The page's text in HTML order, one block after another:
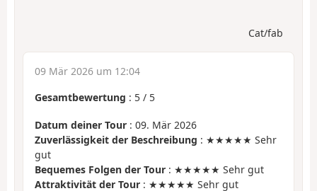
Cat/fab
09 Mär 2026 um 12:04
Gesamtbewertung : 5 / 5
Datum deiner Tour : 09. Mär 2026
Zuverlässigkeit der Beschreibung : ★★★★★ Sehr
gut
Bequemes Folgen der Tour : ★★★★★ Sehr gut
Attraktivität der Tour : ★★★★★ Sehr gut